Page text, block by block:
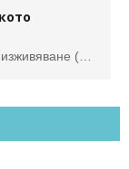
по подобряване на